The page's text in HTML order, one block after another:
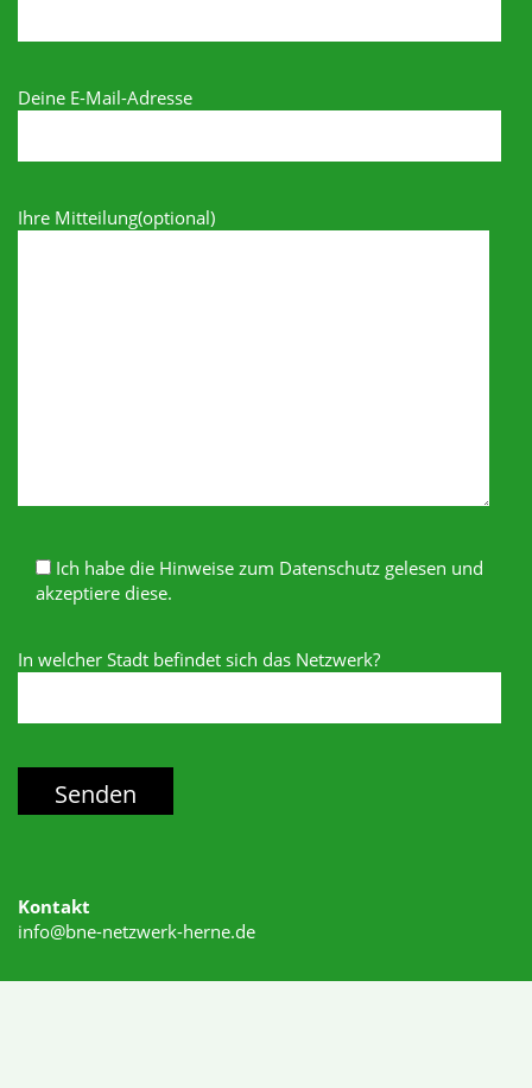
Deine E-Mail-Adresse
Ihre Mitteilung(optional)
Ich habe die Hinweise zum Datenschutz gelesen und
akzeptiere diese.
In welcher Stadt befindet sich das Netzwerk?
Kontakt
info@bne-netzwerk-herne.de